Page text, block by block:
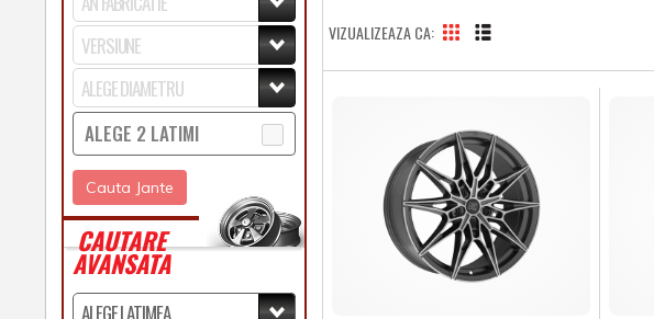
ALEGE 2 LATIMI
Cauta Jante
CAUTARE
AVANSATA
VIZUALIZEAZA CA